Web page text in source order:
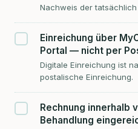
Nachweis der
Einreichung über
Portal — nicht per
Digitale Einreichung ist
postalische Einreichung.
Rechnung innerhalb
Behandlung